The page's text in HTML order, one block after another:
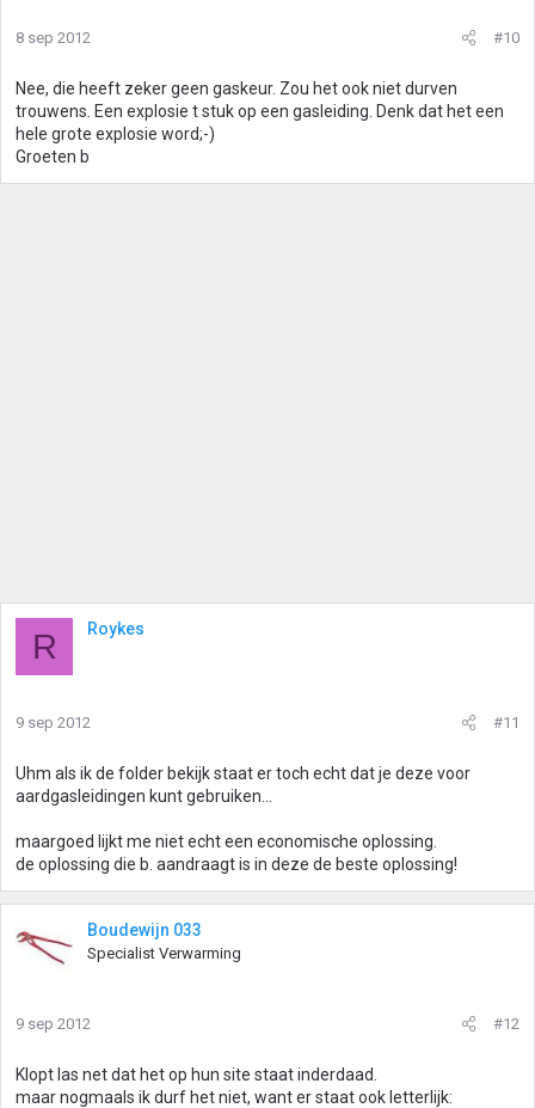
8 sep 2012 #10
Nee, die heeft zeker geen gaskeur. Zou het ook niet durven
trouwens. Een explosie t stuk op een gasleiding. Denk dat het een
hele grote explosie word;-)
Groeten b
R Roykes
9 sep 2012 #11
Uhm als ik de folder bekijk staat er toch echt dat je deze voor
aardgasleidingen kunt gebruiken...
maargoed lijkt me niet echt een economische oplossing.
de oplossing die b. aandraagt is in deze de beste oplossing!
Boudewijn 033
Specialist Verwarming
9 sep 2012 #12
Klopt las net dat het op hun site staat inderdaad.
maar nogmaals ik durf het niet, want er staat ook letterlijk: